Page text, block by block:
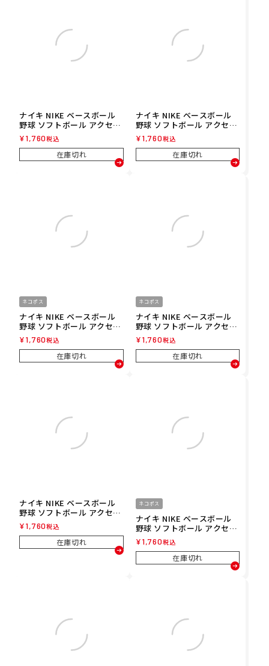
ナイキ NIKE ベースボール
野球 ソフトボール アクセサ
リー スウッシュ クラシック
ダブルワイド リストバンド
２P BN4000-488 メンズ レ
ディース ユニセックス 25FA
¥1,760税込
在庫切れ
ナイキ NIKE ベースボール
野球 ソフトボール アクセサ
リー スウッシュ クラシック
ダブルワイド リストバンド
２P BN4000-463 メンズ レ
ディース ユニセックス 25FA
¥1,760税込
在庫切れ
ネコポス
ナイキ NIKE ベースボール
野球 ソフトボール アクセサ
リー スウッシュ クラシック
ダブルワイド リストバンド
２P BN4000-400 メンズ レ
ディース ユニセックス 25FA
¥1,760税込
在庫切れ
ネコポス
ナイキ NIKE ベースボール
野球 ソフトボール アクセサ
リー スウッシュ クラシック
ダブルワイド リストバンド
２P BN4000-319 メンズ レ
ディース ユニセックス 25FA
¥1,760税込
在庫切れ
ナイキ NIKE ベースボール
野球 ソフトボール アクセサ
リー スウッシュ クラシック
ダブルワイド リストバンド
２P BN4000-306 メンズ レ
ディース ユニセックス 25FA
¥1,760税込
在庫切れ
ネコポス
ナイキ NIKE ベースボール
野球 ソフトボール アクセサ
リー スウッシュ クラシック
ダブルワイド リストバンド
２P BN4000-122 メンズ レ
ディース ユニセックス 25FA
¥1,760税込
在庫切れ